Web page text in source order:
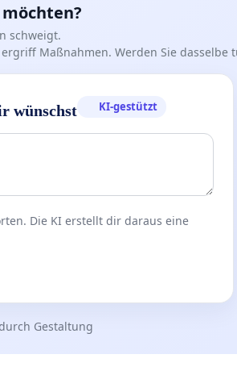
schweigt.
Maßnahmen. Werden Sie dasselbe
wünschst KI-gestützt
Die KI erstellt dir daraus eine
Gestaltung